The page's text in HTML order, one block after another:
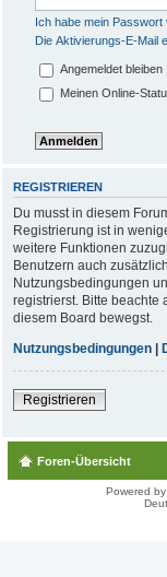
Ich habe mein Passwort
Die Aktivierungs-E-Mail
Angemeldet bleiben
Meinen Online-
REGISTRIEREN
Du musst in diesem
Registrierung ist in
weitere Funktionen
Benutzern auch
Nutzungsbedingungen
registrierst. Bitte beachte
diesem Board bewegst.
Nutzungsbedingungen |
Registrieren
Foren-Übersicht
Powered by